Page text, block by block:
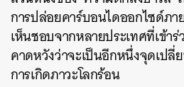
การปล่อยคาร์บอนไดออกไซด์ภ
เห็นชอบจากหลายประเทศที่เข้า
คาดหวังว่าจะเป็นอีกหนึ่งจุดเป
การเกิดภาวะโลกร้อน
ค้นหา
SHARE TWEET